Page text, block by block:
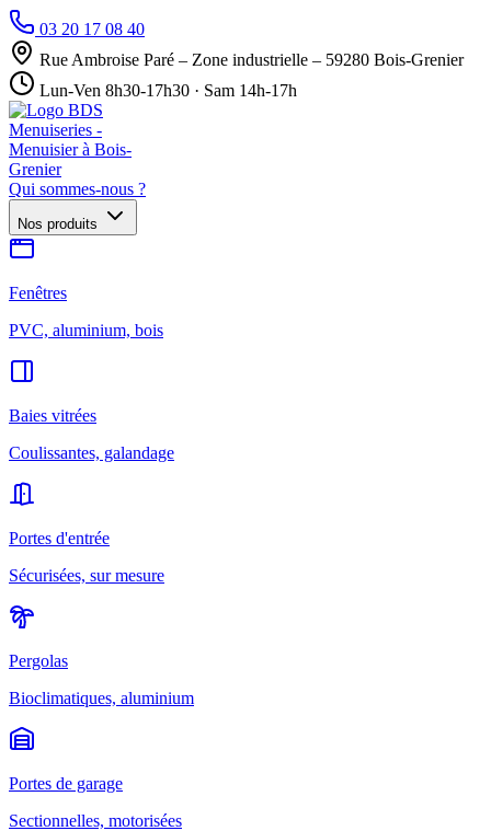
03 20 17 08 40
Rue Ambroise Paré – Zone industrielle – 59280 Bois-Grenier
Lun-Ven 8h30-17h30 · Sam 14h-17h
Qui sommes-nous ?
Nos produits
Fenêtres
PVC, aluminium, bois
Baies vitrées
Coulissantes, galandage
Portes d'entrée
Sécurisées, sur mesure
Pergolas
Bioclimatiques, aluminium
Portes de garage
Sectionnelles, motorisées